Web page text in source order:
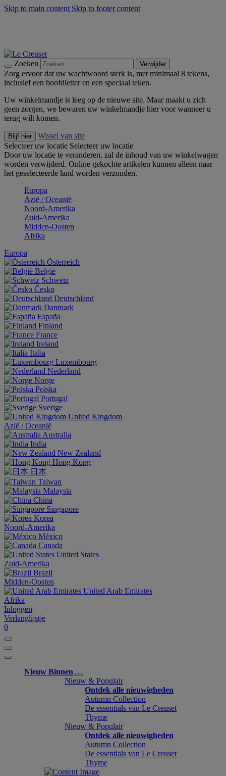
Skip to main content Skip to footer content
Zoeken Verwijder
Zorg ervoor dat uw wachtwoord sterk is, met minimaal 8 tekens,
inclusief een hoofdletter en een speciaal teken.
Uw winkelmandje is leeg op de nieuwe site. Maar maakt u zich
geen zorgen, we bewaren uw winkelmandje hier voor wanneer u
terug wilt komen.
Blijf hier
Wissel van site
Selecteer uw locatie Selecteer uw locatie
Door uw locatie te veranderen, zal de inhoud van uw winkelwagen
worden verwijderd. Online gekochte artikelen kunnen alleen naar
het geselecteerde land worden verzonden.
Europa
Aziё / Oceaniё
Noord-Amerika
Zuid-Amerika
Midden-Oosten
Afrika
Europa
Österreich
België
Schweiz
Česko
Deutschland
Danmark
España
Finland
France
Ireland
Italia
Luxembourg
Nederland
Norge
Polska
Portugal
Sverige
United Kingdom
Aziё / Oceaniё
Australia
India
New Zealand
Hong Kong
日本
Taiwan
Malaysia
China
Singapore
Korea
Noord-Amerika
México
Canada
United States
Zuid-Amerika
Brazil
Midden-Oosten
United Arab Emirates
Afrika
Inloggen
Verlanglijstje
0
Nieuw Binnen
Nieuw & Populair
Ontdek alle nieuwigheden
Autumn Collection
De essentials van Le Creuset
Thyme
Nieuw & Populair
Ontdek alle nieuwigheden
Autumn Collection
De essentials van Le Creuset
Thyme